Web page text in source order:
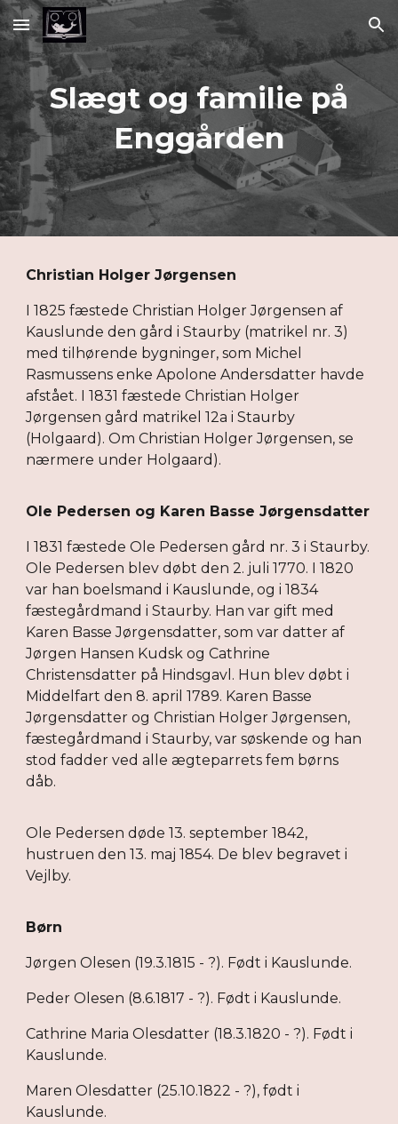
Skip to main content Skip to navigation
Slægt og familie på
Enggården
Christian Holger Jørgensen
I 1825 fæstede Christian Holger Jørgensen af
Kauslunde den gård i Staurby (matrikel nr. 3)
med tilhørende bygninger, som Michel
Rasmussens enke Apolone Andersdatter havde
afstået. I 1831 fæstede Christian Holger
Jørgensen gård matrikel 12a i Staurby
(Holgaard). Om Christian Holger Jørgensen, se
nærmere under Holgaard).
Ole Pedersen og Karen Basse Jørgensdatter
I 1831 fæstede Ole Pedersen gård nr. 3 i Staurby.
Ole Pedersen blev døbt den 2. juli 1770. I 1820
var han boelsmand i Kauslunde, og i 1834
fæstegårdmand i Staurby. Han var gift med
Karen Basse Jørgensdatter, som var datter af
Jørgen Hansen Kudsk og Cathrine
Christensdatter på Hindsgavl. Hun blev døbt i
Middelfart den 8. april 1789. Karen Basse
Jørgensdatter og Christian Holger Jørgensen,
fæstegårdmand i Staurby, var søskende og han
stod fadder ved alle ægteparrets fem børns
dåb.
Ole Pedersen døde 13. september 1842,
hustruen den 13. maj 1854. De blev begravet i
Vejlby.
Børn
Jørgen Olesen (19.3.1815 - ?). Født i Kauslunde.
Peder Olesen (8.6.1817 - ?). Født i Kauslunde.
Cathrine Maria Olesdatter (18.3.1820 - ?). Født i
Kauslunde.
Maren Olesdatter (25.10.1822 - ?), født i
Kauslunde.